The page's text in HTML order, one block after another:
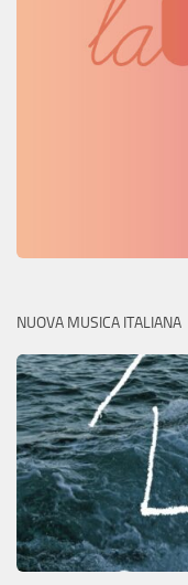
NUOVA MUSICA ITALIANA